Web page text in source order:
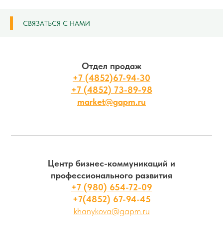
СВЯЗАТЬСЯ С НАМИ
Отдел продаж
+7 (4852)67-94-30
+7 (4852) 73-89-98
market@gapm.ru
Центр бизнес-коммуникаций и
профессионального развития
+7 (980) 654-72-09
+7(4852) 67-94-45
khanykova@gapm.ru